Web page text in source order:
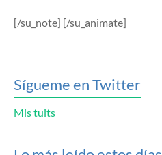
[/su_note] [/su_animate]
Sígueme en Twitter
Mis tuits